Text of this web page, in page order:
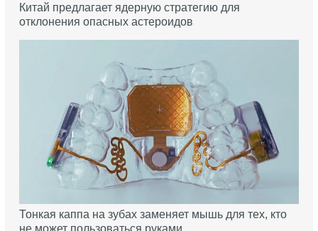
Китай предлагает ядерную стратегию для
отклонения опасных астероидов
Тонкая каппа на зубах заменяет мышь для тех, кто
не может пользоваться руками